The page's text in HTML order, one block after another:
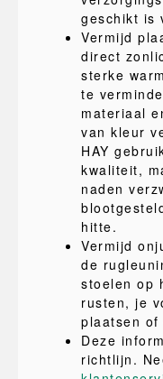
geschikt is
Vermijd
direct
sterke
te
materiaal
van kleur
HAY
kwaliteit,
naden
hitte.
Vermijd
de
stoelen op
rusten, je
plaatsen of
Deze
richtlijn.